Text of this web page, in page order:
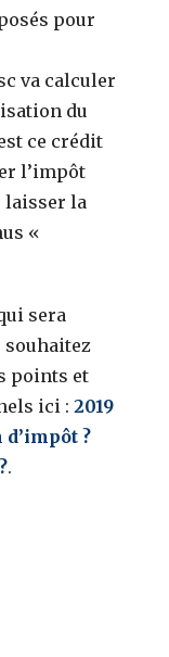
pour
va calculer
du
ce crédit
l’impôt
laisser la
«
sera
souhaitez
points et
ici :2019
?
.